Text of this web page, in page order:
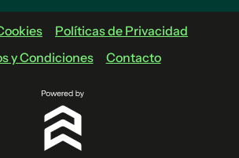
Políticas de Privacidad
y Condiciones
Contacto